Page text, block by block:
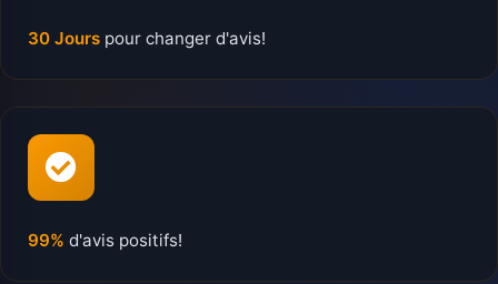
30 Jours pour changer d'avis!
99% d'avis positifs!